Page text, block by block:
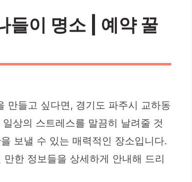
들이 명소 | 예약 꿀
만들고 싶다면, 경기도 파주시 교하동
상의 스트레스를 말끔히 날려줄 것
보낼 수 있는 매력적인 장소입니다.
한 정보들을 상세하게 안내해 드리